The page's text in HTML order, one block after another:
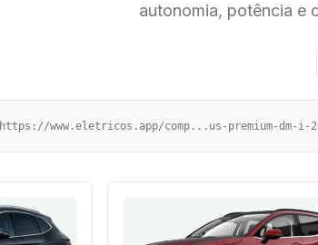
autonomia, potência e
https://www.eletricos.app/comp...us-premium-dm-i-